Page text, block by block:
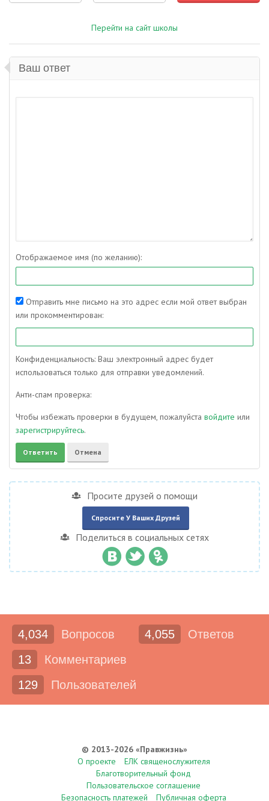
Перейти на сайт школы
Ваш ответ
Отображаемое имя (по желанию):
Отправить мне письмо на это адрес если мой ответ выбран
или прокомментирован:
Конфиденциальность: Ваш электронный адрес будет
использоваться только для отправки уведомлений.
Анти-спам проверка:
Чтобы избежать проверки в будущем, пожалуйста войдите или
зарегистрируйтесь.
Просите друзей о помощи
Спросите У Ваших Друзей
Поделиться в социальных сетях
4,034 Вопросов 4,055
Ответов
13
Комментариев
129
Пользователей
© 2013-2026 «Правжизнь»
О проекте
ЕЛК священослужителя
Благотворительный фонд
Пользовательское соглашение
Безопасность платежей
Публичная оферта